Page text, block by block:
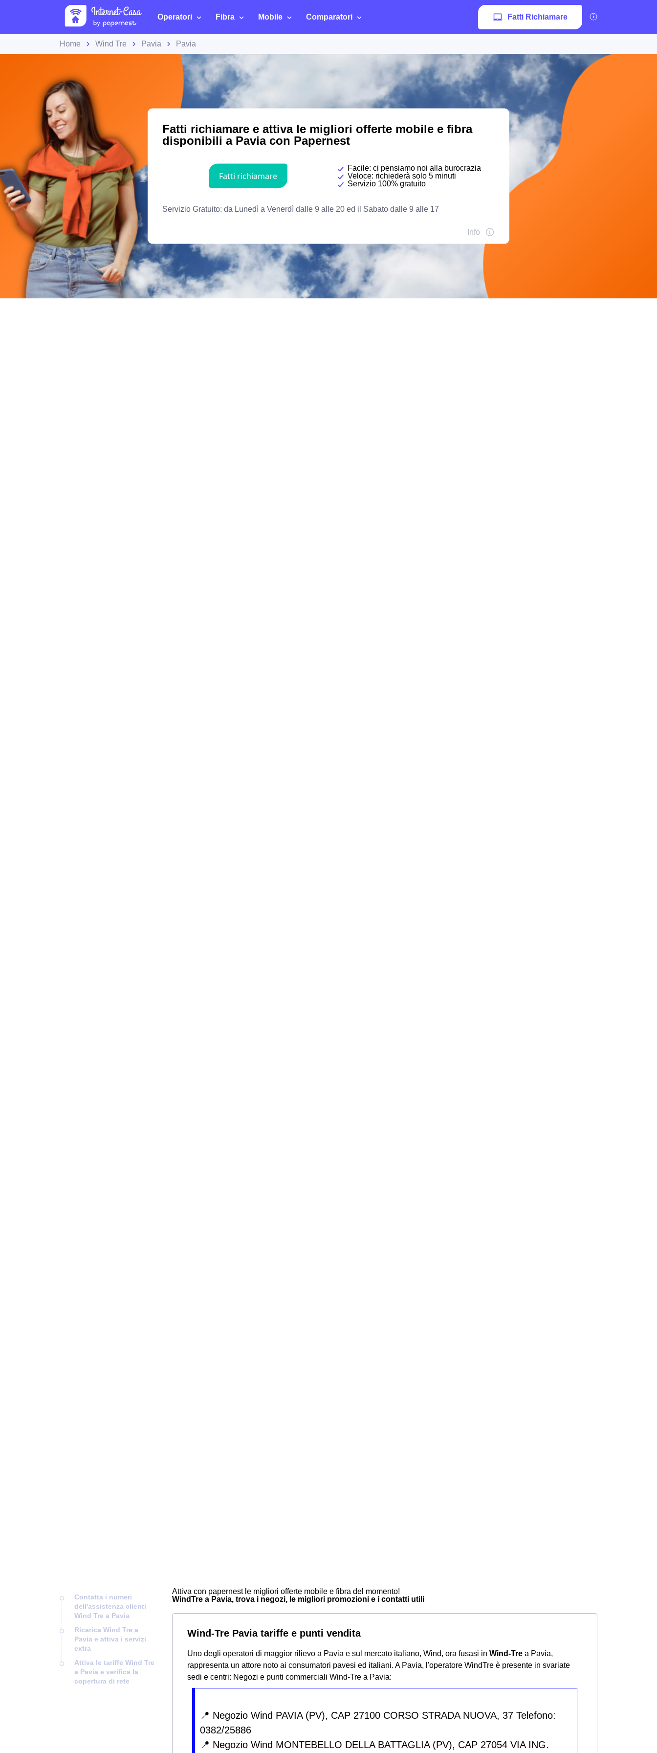
Operatori Fibra Mobile Comparatori Fatti Richiamare
Home Wind Tre Pavia Pavia
Contatta i numeri
dell'assistenza clienti
Wind Tre a Pavia
Ricarica Wind Tre a
Pavia e attiva i servizi
extra
Attiva le tariffe Wind Tre
a Pavia e verifica la
copertura di rete
Attiva con papernest le migliori offerte mobile e fibra del momento!
WindTre a Pavia, trova i negozi, le migliori promozioni e i contatti utili
Wind-Tre Pavia tariffe e punti vendita
Uno degli operatori di maggior rilievo a Pavia e sul mercato italiano, Wind, ora fusasi in Wind-Tre a Pavia,
rappresenta un attore noto ai consumatori pavesi ed italiani. A Pavia, l'operatore WindTre è presente in svariate
sedi e centri: Negozi e punti commerciali Wind-Tre a Pavia:
📍 Negozio Wind PAVIA (PV), CAP 27100 CORSO STRADA NUOVA, 37 Telefono:
0382/25886
📍 Negozio Wind MONTEBELLO DELLA BATTAGLIA (PV), CAP 27054 VIA ING.